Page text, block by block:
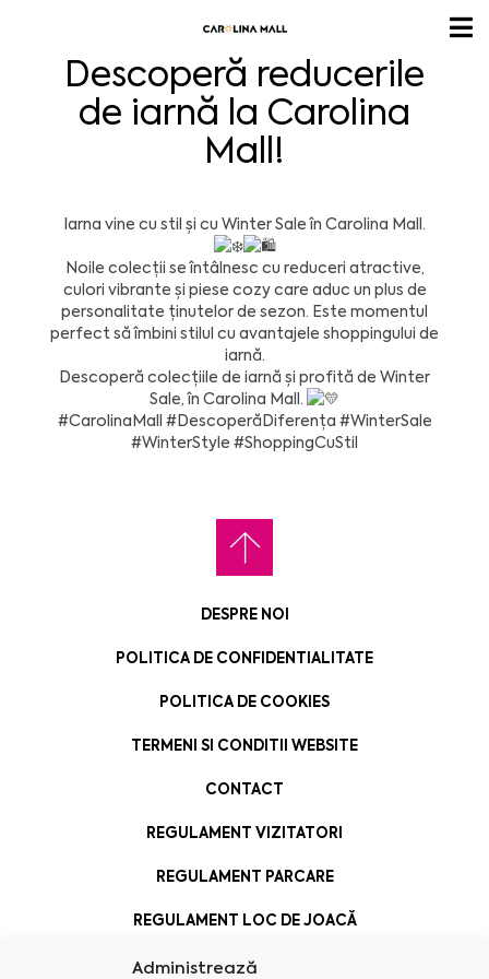
Administrează
Descoperă reducerile
de iarnă la Carolina
Mall!
Iarna vine cu stil și cu Winter Sale în Carolina Mall.
Noile colecții se întâlnesc cu reduceri atractive,
culori vibrante și piese cozy care aduc un plus de
personalitate ținutelor de sezon. Este momentul
perfect să îmbini stilul cu avantajele shoppingului de
iarnă.
Descoperă colecțiile de iarnă și profită de Winter
Sale, în Carolina Mall.
#CarolinaMall #DescoperăDiferența #WinterSale
#WinterStyle #ShoppingCuStil
DESPRE NOI
POLITICA DE CONFIDENTIALITATE
POLITICA DE COOKIES
TERMENI SI CONDITII WEBSITE
CONTACT
REGULAMENT VIZITATORI
REGULAMENT PARCARE
REGULAMENT LOC DE JOACĂ